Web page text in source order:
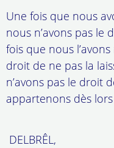
Une fois que nous
nous n’avons pas le
fois que nous
droit de ne pas la
n’avons pas le droit
appartenons dès
DELBRÊL,